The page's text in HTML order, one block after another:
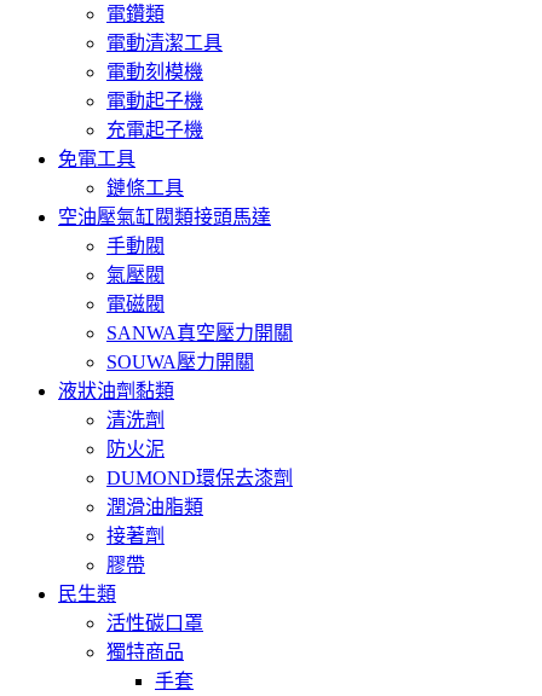
電鑽類
電動清潔工具
電動刻模機
電動起子機
充電起子機
免電工具
鏈條工具
空油壓氣缸閥類接頭馬達
手動閥
氣壓閥
電磁閥
SANWA真空壓力開關
SOUWA壓力開關
液狀油劑黏類
清洗劑
防火泥
DUMOND環保去漆劑
潤滑油脂類
接著劑
膠帶
民生類
活性碳口罩
獨特商品
手套